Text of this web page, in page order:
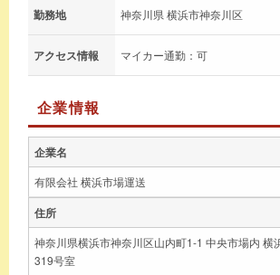
勤務地 神奈川県 横浜市神奈川区
アクセス情報 マイカー通勤：可
企業情報
企業名
有限会社 横浜市場運送
住所
神奈川県横浜市神奈川区山内町1-1 中央市場内 横
319号室